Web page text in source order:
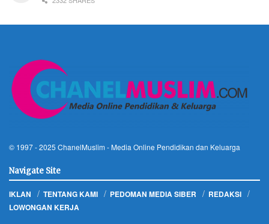
© 1997 - 2025 ChanelMuslim - Media Online Pendidikan dan Keluarga
Navigate Site
IKLAN TENTANG KAMI PEDOMAN MEDIA SIBER
REDAKSI
LOWONGAN KERJA